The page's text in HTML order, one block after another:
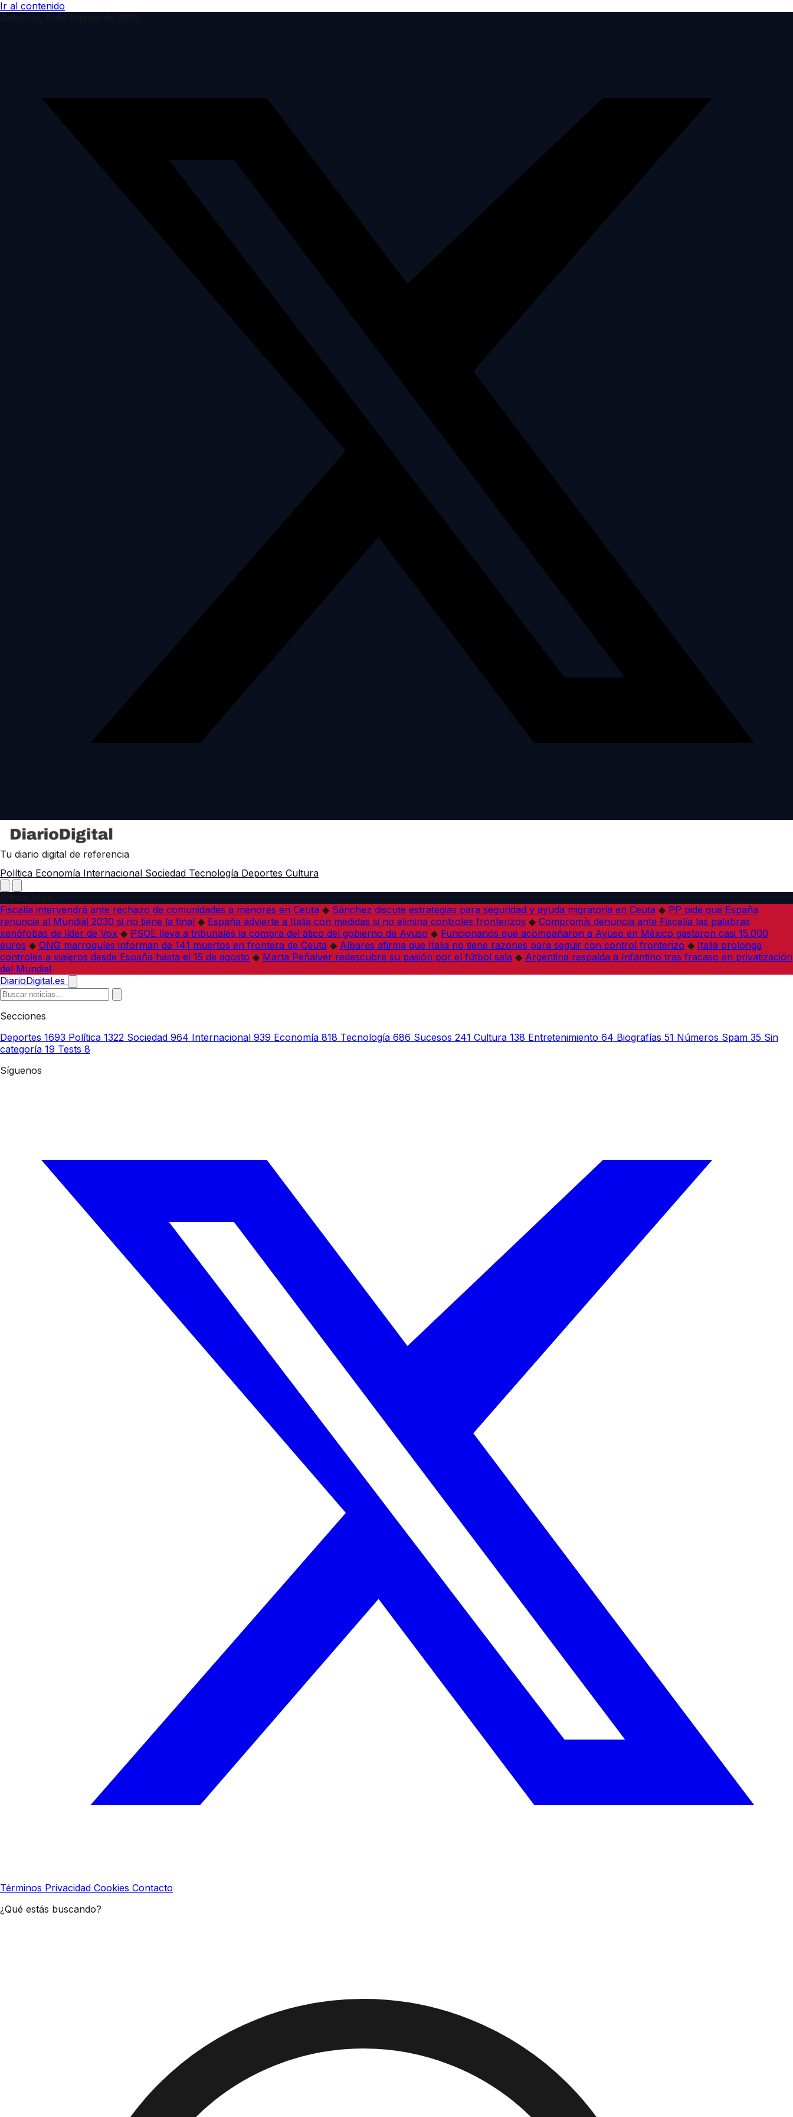
Ir al contenido
Tu diario digital de referencia
Política Economía Internacional Sociedad Tecnología Deportes Cultura
Fiscalía intervendrá ante rechazo de comunidades a menores en Ceuta ◆ Sánchez discute estrategias para seguridad y ayuda migratoria en Ceuta ◆ PP pide que España
renuncie al Mundial 2030 si no tiene la final ◆ España advierte a Italia con medidas si no elimina controles fronterizos ◆ Compromís denuncia ante Fiscalía las palabras
xenófobas de líder de Vox ◆ PSOE lleva a tribunales la compra del ático del gobierno de Ayuso ◆ Funcionarios que acompañaron a Ayuso en México gastaron casi 15.000
euros ◆ ONG marroquíes informan de 141 muertos en frontera de Ceuta ◆ Albares afirma que Italia no tiene razones para seguir con control fronterizo ◆ Italia prolonga
controles a viajeros desde España hasta el 15 de agosto ◆ Marta Peñalver redescubre su pasión por el fútbol sala ◆ Argentina respalda a Infantino tras fracaso en privatización
del Mundial
DiarioDigital.es
Secciones
Deportes 1693 Política 1322 Sociedad 964 Internacional 939 Economía 818 Tecnología 686 Sucesos 241 Cultura 138 Entretenimiento 64 Biografías 51 Números Spam 35 Sin
categoría 19 Tests 8
Síguenos
Términos Privacidad Cookies Contacto
¿Qué estás buscando?